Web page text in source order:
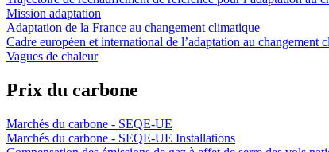
Mission adaptation
Adaptation de la France au changement climatique
Cadre européen et international de l’adaptation au changement
Vagues de chaleur
Prix du carbone
Marchés du carbone - SEQE-UE
Marchés du carbone - SEQE-UE Installations